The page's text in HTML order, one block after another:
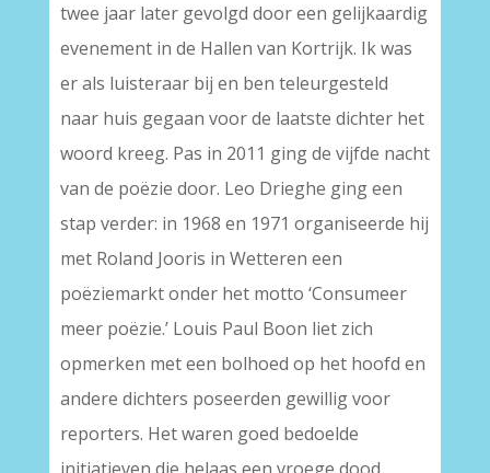
twee jaar later gevolgd door een gelijkaardig
evenement in de Hallen van Kortrijk. Ik was
er als luisteraar bij en ben teleurgesteld
naar huis gegaan voor de laatste dichter het
woord kreeg. Pas in 2011 ging de vijfde nacht
van de poëzie door. Leo Drieghe ging een
stap verder: in 1968 en 1971 organiseerde hij
met Roland Jooris in Wetteren een
poëziemarkt onder het motto ‘Consumeer
meer poëzie.’ Louis Paul Boon liet zich
opmerken met een bolhoed op het hoofd en
andere dichters poseerden gewillig voor
reporters. Het waren goed bedoelde